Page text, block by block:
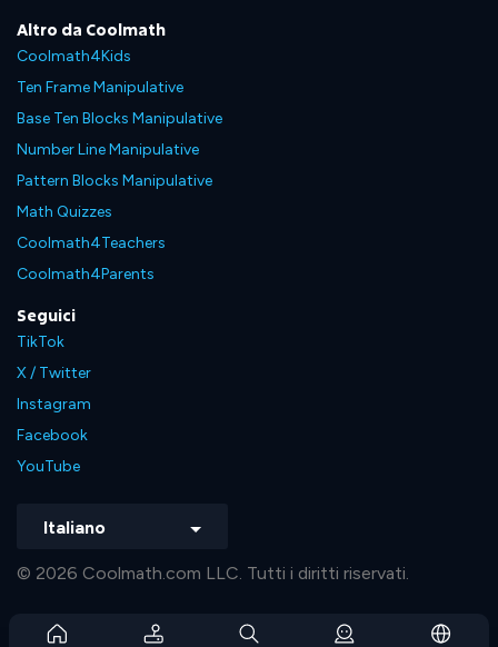
Altro da Coolmath
Coolmath4Kids
Ten Frame Manipulative
Base Ten Blocks Manipulative
Number Line Manipulative
Pattern Blocks Manipulative
Math Quizzes
Coolmath4Teachers
Coolmath4Parents
Seguici
TikTok
X / Twitter
Instagram
Facebook
YouTube
Italiano
© 2026 Coolmath.com LLC. Tutti i diritti riservati.